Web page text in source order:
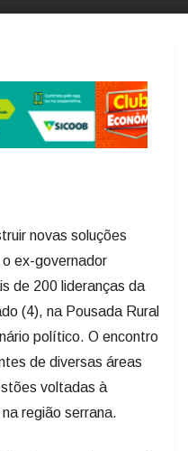
novas soluções
ex-governador
de 200 lideranças da
(4), na Pousada Rural
político. O encontro
de diversas áreas
voltadas à
região serrana.